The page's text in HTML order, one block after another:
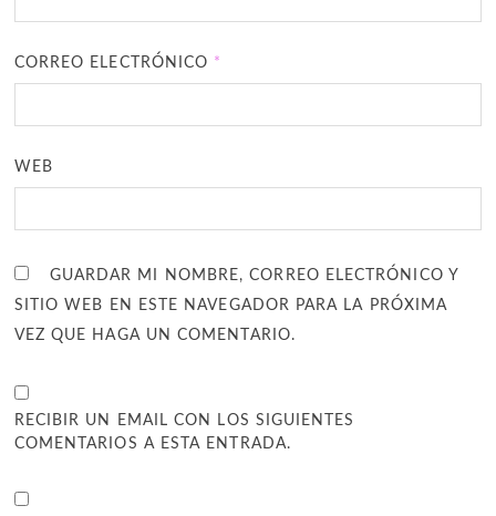
CORREO ELECTRÓNICO *
WEB
GUARDAR MI NOMBRE, CORREO ELECTRÓNICO Y
SITIO WEB EN ESTE NAVEGADOR PARA LA PRÓXIMA
VEZ QUE HAGA UN COMENTARIO.
RECIBIR UN EMAIL CON LOS SIGUIENTES
COMENTARIOS A ESTA ENTRADA.